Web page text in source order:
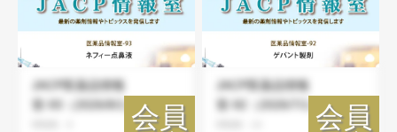
JACP医薬品情報
室-93（2026/8/1）
JACP医薬品情報
室-92（2026/7/1）